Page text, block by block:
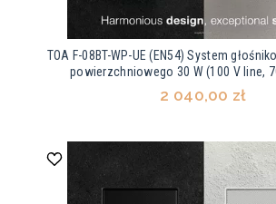
TOA F-08BT-WP-UE (EN54) System
powierzchniowego 30 W (100 V line,
2 040,00 zł